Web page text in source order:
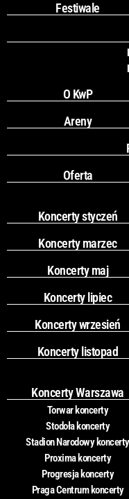
Festiwale
O KwP
Areny
Oferta
Koncerty styczeń
Koncerty marzec
Koncerty maj
Koncerty lipiec
Koncerty wrzesień
Koncerty listopad
Koncerty Warszawa
Torwar koncerty
Stodoła koncerty
Stadion Narodowy koncerty
Proxima koncerty
Progresja koncerty
Praga Centrum koncerty